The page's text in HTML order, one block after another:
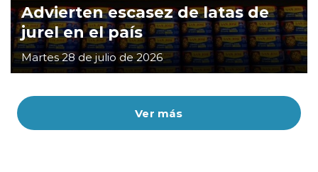
Ver más
Advierten escasez de latas de
jurel en el país
Martes 28 de julio de 2026